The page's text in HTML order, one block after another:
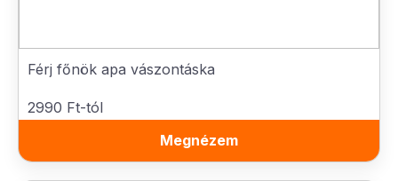
Férj főnök apa vászontáska
2990 Ft-tól
Megnézem